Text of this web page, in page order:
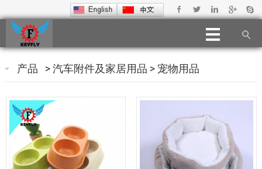
产品 >汽车附件及家居用品 > 宠物用品